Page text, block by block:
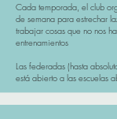
Cada temporada, el club
de semana para estrechar
trabajar cosas que no nos
entrenamientos​
Las federadas (hasta
está abierto a las escuelas